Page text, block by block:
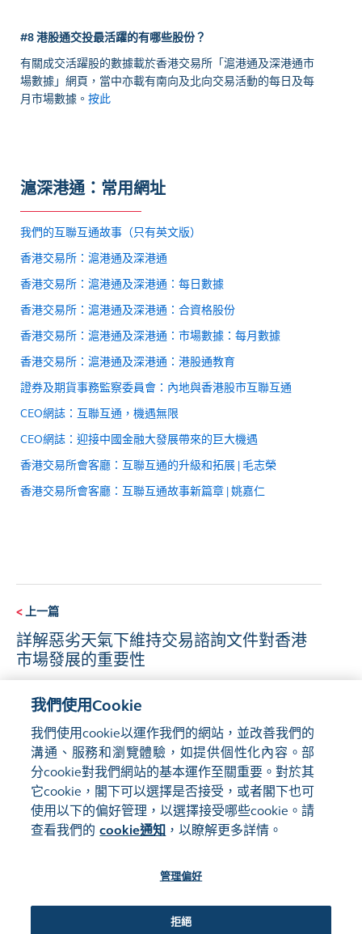
#8 港股通交投最活躍的有哪些股份？
有關成交活躍股的數據載於香港交易所「滬港通及深港通市
場數據」網頁，當中亦載有南向及北向交易活動的每日及每
月市場數據。 按此
滬深港通：常用網址
我們的互聯互通故事（只有英文版）
香港交易所：滬港通及深港通
香港交易所：滬港通及深港通：每日數據
香港交易所：滬港通及深港通：合資格股份
香港交易所：滬港通及深港通：市場數據：每月數據
香港交易所：滬港通及深港通：港股通教育
證券及期貨事務監察委員會：內地與香港股市互聯互通
CEO網誌：互聯互通，機遇無限
CEO網誌：迎接中國金融大發展帶來的巨大機遇
香港交易所會客廳：互聯互通的升級和拓展 | 毛志榮
香港交易所會客廳：互聯互通故事新篇章 | 姚嘉仁
<上一篇
詳解惡劣天氣下維持交易諮詢文件對香港
市場發展的重要性
「增長對角線」
管理偏好
我們使用Cookie
我們使用cookie以運作我們的網站，並改善我們的
溝通、服務和瀏覽體驗，如提供個性化內容。部
分cookie對我們網站的基本運作至關重要。對於其
它cookie，閣下可以選擇是否接受，或者閣下也可
使用以下的偏好管理，以選擇接受哪些cookie。請
查看我們的 cookie通知 ，以瞭解更多詳情。
管理偏好
拒絕